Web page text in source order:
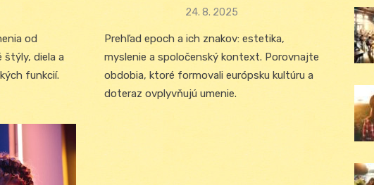
od
štýly, diela a
funkcií.
Posted
24. 8. 2025
Prehľad epoch a ich znakov: estetika,
myslenie a spoločenský kontext. Porovnajte
obdobia, ktoré formovali európsku kultúru a
doteraz ovplyvňujú umenie.